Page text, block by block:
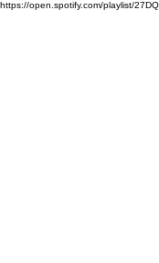
https://open.spotify.com/playlist/